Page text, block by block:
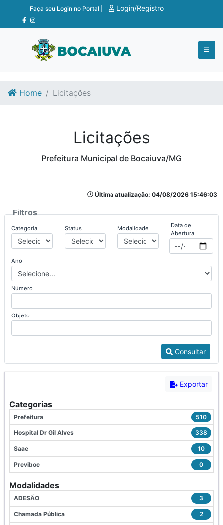
Ir para o conteúdo
Ir para o fim do conteúdo
Faça seu Login no Portal | Login/Registro
Home Licitações
Licitações
Prefeitura Municipal de Bocaiuva/MG
Última atualização: 04/08/2026 15:46:03
Filtros
Categoria Status Modalidade
Data de
Abertura
Ano
Número
Objeto
Consultar
Exportar
Categorias
Prefeitura 510
Hospital Dr Gil Alves 338
Saae 10
Previboc 0
Modalidades
ADESÃO 3
Chamada Pública 2